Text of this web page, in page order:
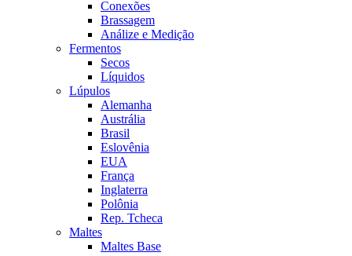
Conexões
Brassagem
Análize e Medição
Fermentos
Secos
Líquidos
Lúpulos
Alemanha
Austrália
Brasil
Eslovênia
EUA
França
Inglaterra
Polônia
Rep. Tcheca
Maltes
Maltes Base